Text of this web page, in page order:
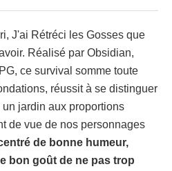
J'ai Rétréci les Gosses que
Réalisé par Obsidian,
ce survival somme toute
réussit à se distinguer
jardin aux proportions
de vue de nos personnages
de bonne humeur,
bon goût de ne pas trop